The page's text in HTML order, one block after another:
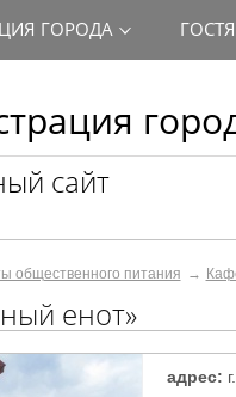
сайт
ГОРОДА
общественного питания
енот»
адрес: